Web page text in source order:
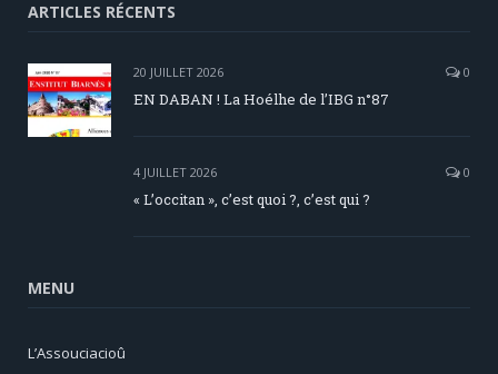
ARTICLES RÉCENTS
20 JUILLET 2026 0
EN DABAN ! La Hoélhe de l’IBG n°87
4 JUILLET 2026 0
« L’occitan », c’est quoi ?, c’est qui ?
MENU
L’Assouciacioû